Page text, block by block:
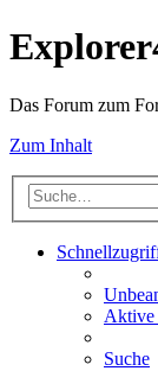
Das Forum zum
Zum Inhalt
Aktive
Suche